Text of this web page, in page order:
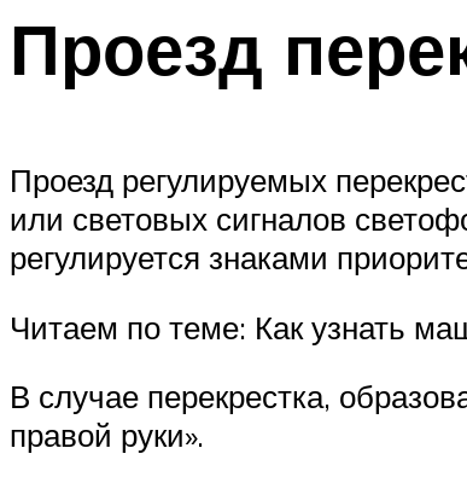
Проезд
Проезд регулируемых
или световых сигналов
регулируется знаками
Читаем по теме: Как узнать
В случае перекрестка,
правой руки».